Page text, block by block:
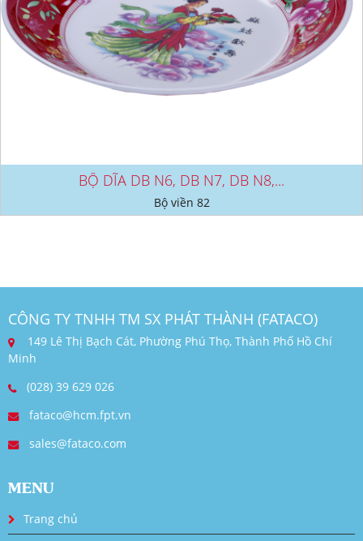
BỘ DĨA DB N6, DB N7, DB N8,...
Bộ viền 82
CÔNG TY TNHH TM SX PHÁT THÀNH (FATACO)
149 Lê Thị Bạch Cát, Phường Phú Thọ, Thành Phố Hồ Chí
Minh
(028) 39 629 026
fataco@hcm.fpt.vn
sales@fataco.com
MENU
Trang chủ